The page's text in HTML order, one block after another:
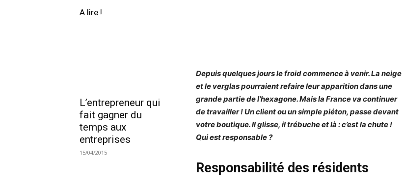
A lire !
L’entrepreneur qui
fait gagner du
temps aux
entreprises
15/04/2015
Depuis quelques jours le froid commence à venir. La neige
et le verglas pourraient refaire leur apparition dans une
grande partie de l’hexagone. Mais la France va continuer
de travailler ! Un client ou un simple piéton, passe devant
votre boutique. Il glisse, il trébuche et là : c’est la chute !
Qui est responsable ?
Responsabilité des résidents